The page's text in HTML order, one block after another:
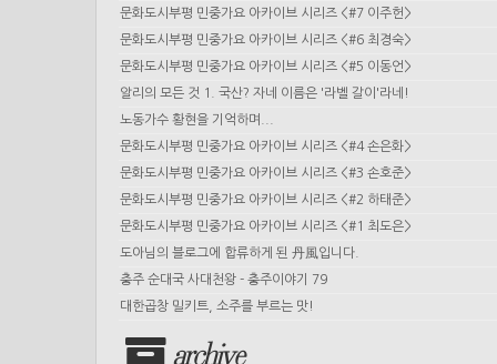
문화도시부평 민중가요 아카이브 시리즈 <#7 이주헌>
문화도시부평 민중가요 아카이브 시리즈 <#6 최경숙>
문화도시부평 민중가요 아카이브 시리즈 <#5 이동언>
알리의 모든 것 1. 국산? 자네 이름은 '라벨 갈이'라네!
노동가수 황현을 기억하며...
문화도시부평 민중가요 아카이브 시리즈 <#4 손은화>
문화도시부평 민중가요 아카이브 시리즈 <#3 손호준>
문화도시부평 민중가요 아카이브 시리즈 <#2 하태준>
문화도시부평 민중가요 아카이브 시리즈 <#1 최도은>
도아님의 블로그에 합류하게 된 丹風입니다.
충주 순대국 사대천왕 - 충주이야기 79
대한곱창 밀키트, 소주를 부르는 맛!
archive